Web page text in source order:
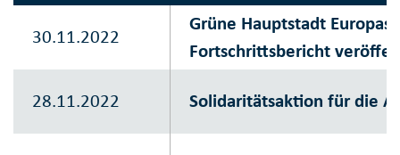
30.11.2022
Grüne Hauptstadt Europas
Fortschrittsbericht
28.11.2022 Solidaritätsaktion für die